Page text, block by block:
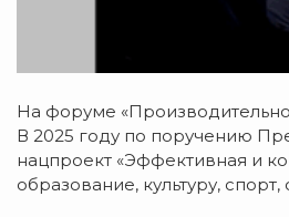
На форуме
В 2025 году по поручению
нацпроект «Эффективная и
образование, культуру,